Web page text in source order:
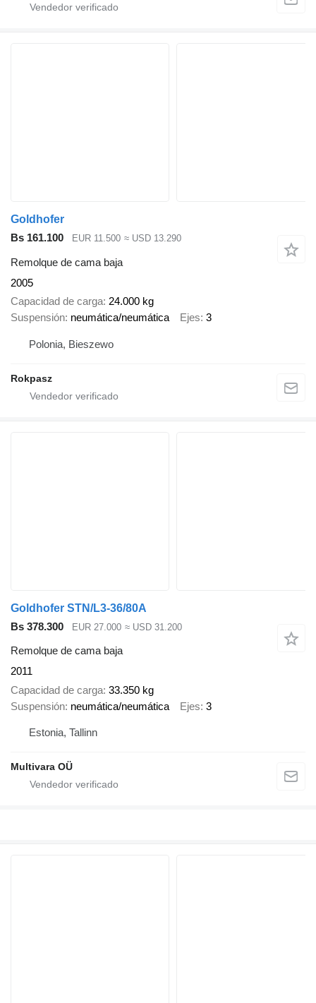
Goldhofer
Bs 161.100
EUR 11.500 ≈ USD 13.290
Remolque de cama baja
2005
Capacidad de carga 24.000 kg
Suspensión neumática/neumática Ejes 3
Polonia, Bieszewo
Rokpasz
Goldhofer STN/L3-36/80A
Bs 378.300
EUR 27.000 ≈ USD 31.200
Remolque de cama baja
2011
Capacidad de carga 33.350 kg
Suspensión neumática/neumática Ejes 3
Estonia, Tallinn
Multivara OÜ